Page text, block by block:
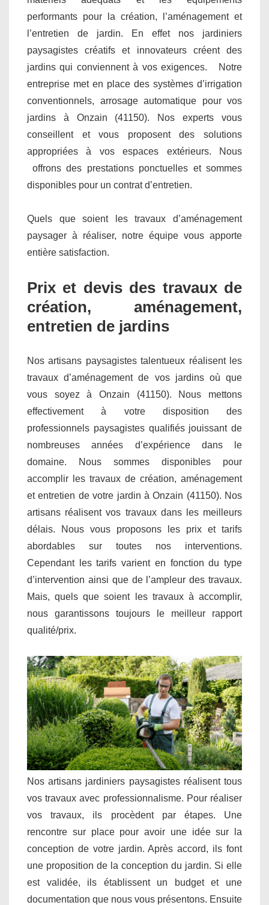
performants pour la création, l’aménagement et
l’entretien de jardin. En effet nos jardiniers
paysagistes créatifs et innovateurs créent des
jardins qui conviennent à vos exigences. Notre
entreprise met en place des systèmes d’irrigation
conventionnels, arrosage automatique pour vos
jardins à Onzain (41150). Nos experts vous
conseillent et vous proposent des solutions
appropriées à vos espaces extérieurs. Nous
offrons des prestations ponctuelles et sommes
disponibles pour un contrat d’entretien.
Quels que soient les travaux d’aménagement
paysager à réaliser, notre équipe vous apporte
entière satisfaction.
Prix et devis des travaux de
création, aménagement,
entretien de jardins
Nos artisans paysagistes talentueux réalisent les
travaux d’aménagement de vos jardins où que
vous soyez à Onzain (41150). Nous mettons
effectivement à votre disposition des
professionnels paysagistes qualifiés jouissant de
nombreuses années d’expérience dans le
domaine. Nous sommes disponibles pour
accomplir les travaux de création, aménagement
et entretien de votre jardin à Onzain (41150). Nos
artisans réalisent vos travaux dans les meilleurs
délais. Nous vous proposons les prix et tarifs
abordables sur toutes nos interventions.
Cependant les tarifs varient en fonction du type
d’intervention ainsi que de l’ampleur des travaux.
Mais, quels que soient les travaux à accomplir,
nous garantissons toujours le meilleur rapport
qualité/prix.
Nos artisans jardiniers paysagistes réalisent tous
vos travaux avec professionnalisme. Pour réaliser
vos travaux, ils procèdent par étapes. Une
rencontre sur place pour avoir une idée sur la
conception de votre jardin. Après accord, ils font
une proposition de la conception du jardin. Si elle
est validée, ils établissent un budget et une
documentation que nous vous présentons. Ensuite